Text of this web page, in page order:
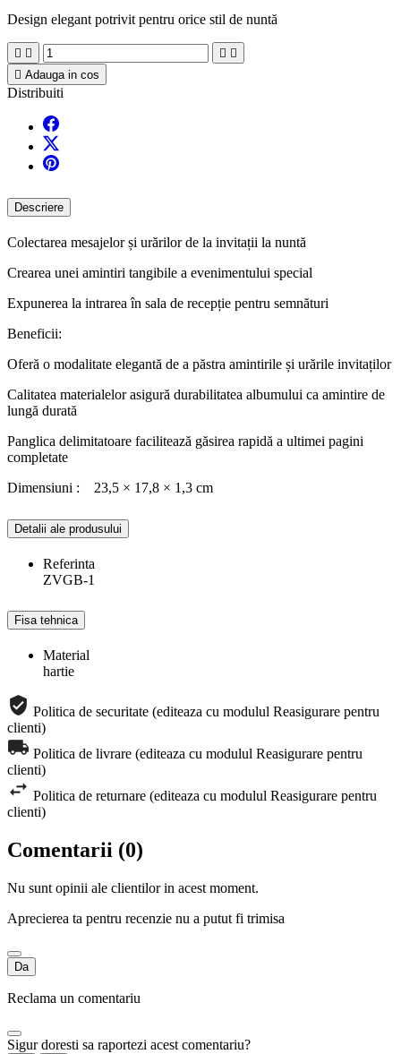
Design elegant potrivit pentru orice stil de nuntă
   
 Adauga in cos
Distribuiti
Descriere
Colectarea mesajelor și urărilor de la invitații la nuntă
Crearea unei amintiri tangibile a evenimentului special
Expunerea la intrarea în sala de recepție pentru semnături
Beneficii:
Oferă o modalitate elegantă de a păstra amintirile și urările invitaților
Calitatea materialelor asigură durabilitatea albumului ca amintire de
lungă durată
Panglica delimitatoare facilitează găsirea rapidă a ultimei pagini
completate
Dimensiuni : 23,5 × 17,8 × 1,3 cm
Detalii ale produsului
Referinta
ZVGB-1
Fisa tehnica
Material
hartie
Politica de securitate (editeaza cu modulul Reasigurare pentru
clienti)
Politica de livrare (editeaza cu modulul Reasigurare pentru
clienti)
Politica de returnare (editeaza cu modulul Reasigurare pentru
clienti)
Comentarii (0)
Nu sunt opinii ale clientilor in acest moment.
Aprecierea ta pentru recenzie nu a putut fi trimisa
Da
Reclama un comentariu
Sigur doresti sa raportezi acest comentariu?